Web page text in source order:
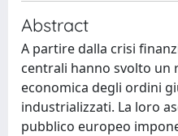
Abstract
A partire dalla crisi
centrali hanno svolto un
economica degli ordini
industrializzati. La loro
pubblico europeo